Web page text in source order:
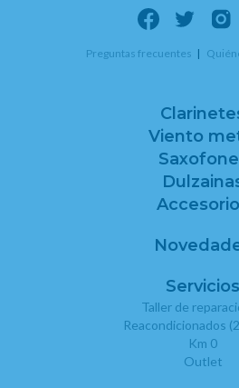
Preguntas frecuentes
Viento
Servicios
Taller de
Reacondicionados (2
Km 0
Outlet